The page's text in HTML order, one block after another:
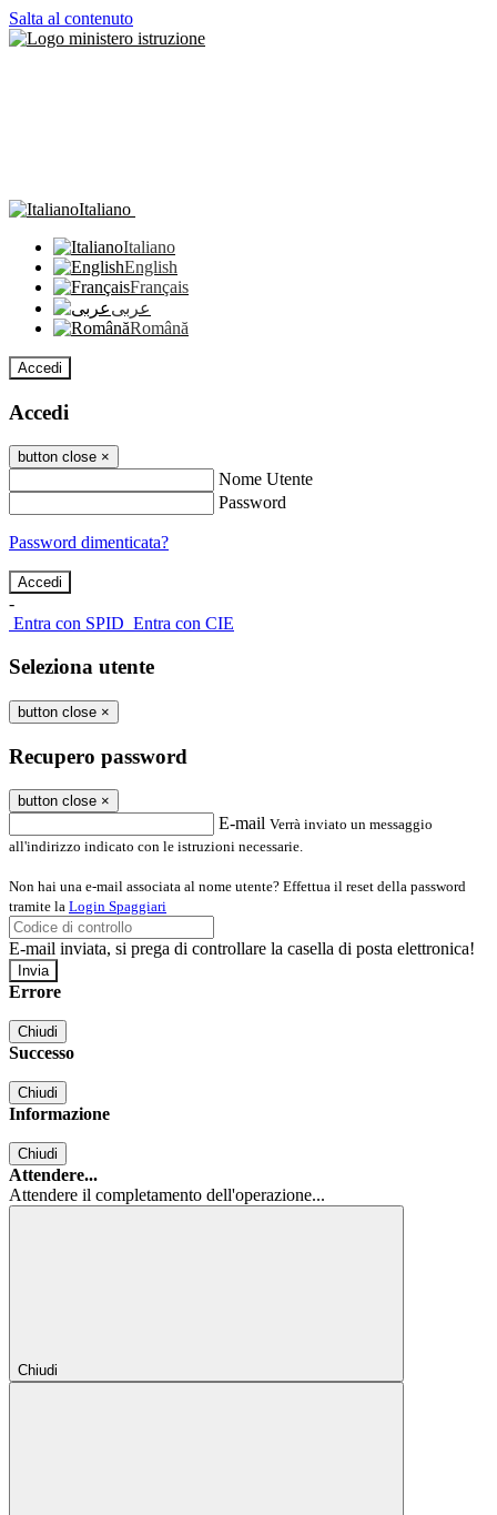
Salta al contenuto
Italiano
Italiano
English
Français
عربى
Română
Accedi
Accedi
button close ×
Nome Utente
Password
Password dimenticata?
-
Entra con SPID Entra con CIE
Seleziona utente
button close ×
Recupero password
button close ×
E-mail Verrà inviato un messaggio
all'indirizzo indicato con le istruzioni necessarie.
Non hai una e-mail associata al nome utente? Effettua il reset della password
tramite la Login Spaggiari
E-mail inviata, si prega di controllare la casella di posta elettronica!
Errore
Chiudi
Successo
Chiudi
Informazione
Chiudi
Attendere...
Attendere il completamento dell'operazione...
Chiudi